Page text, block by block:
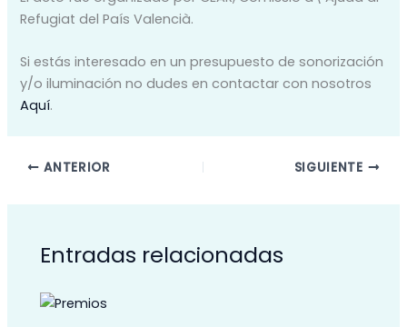
Refugiat del País Valencià.
Si estás interesado en un presupuesto de sonorización
y/o iluminación no dudes en contactar con nosotros
Aquí.
ANTERIOR SIGUIENTE
Entradas relacionadas